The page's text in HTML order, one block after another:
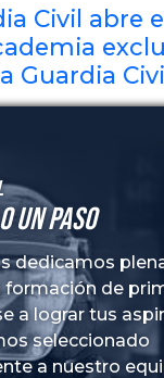
Civil abre
Guardia
un paso
dedicamos
formación de
a lograr tus
seleccionado
a nuestro